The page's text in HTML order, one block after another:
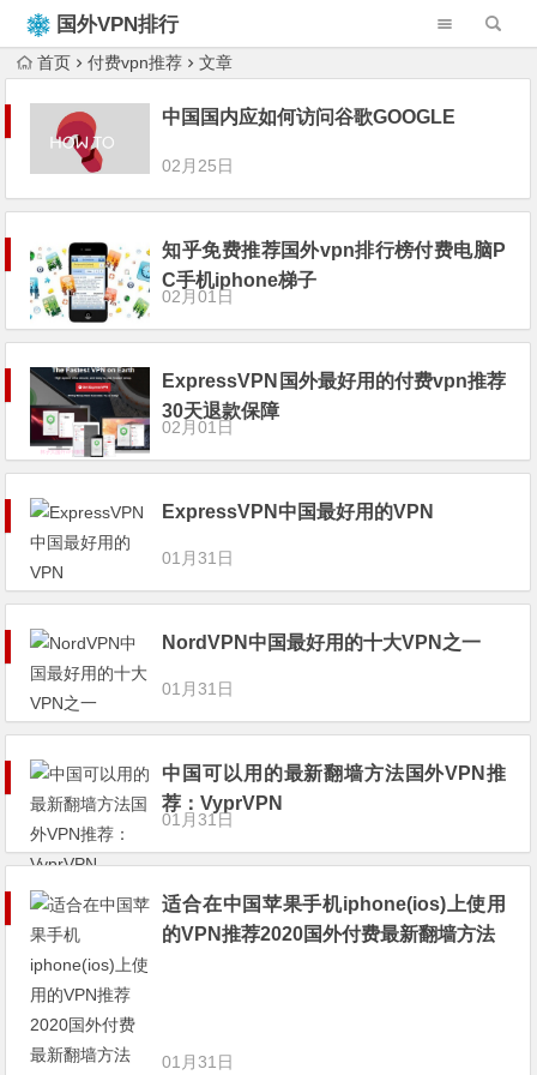
国外VPN排行
榜首页 付费vpn推荐 文章
中国国内应如何访问谷歌GOOGLE
02月25日
知乎免费推荐国外vpn排行榜付费电脑P
C手机iphone梯子
02月01日
ExpressVPN国外最好用的付费vpn推荐
30天退款保障
02月01日
ExpressVPN中国最好用的VPN
01月31日
NordVPN中国最好用的十大VPN之一
01月31日
中国可以用的最新翻墙方法国外VPN推
荐：VyprVPN
01月31日
适合在中国苹果手机iphone(ios)上使用
的VPN推荐2020国外付费最新翻墙方法
01月31日